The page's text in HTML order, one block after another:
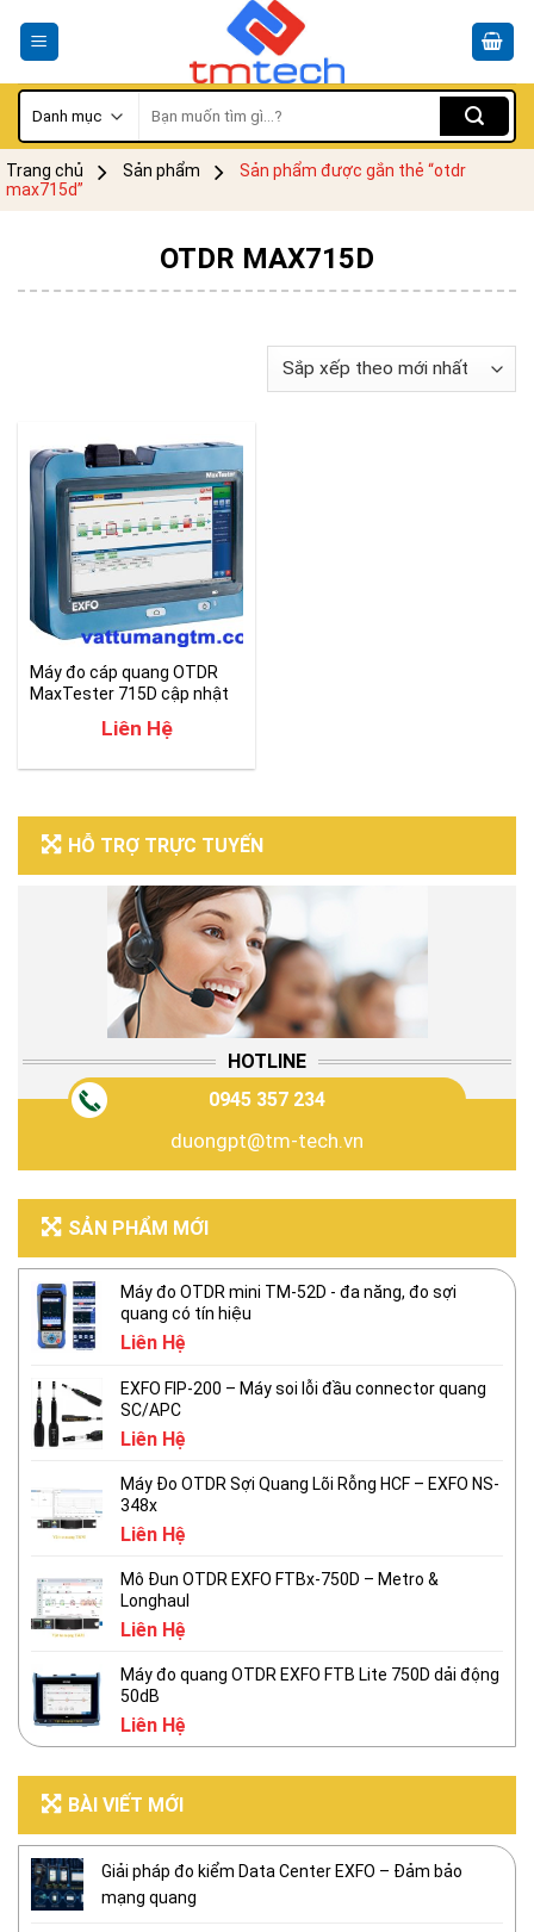
kiếm:
Trang chủ Sản phẩm
Sản phẩm được gắn thẻ “otdr
max715d”
HỖ TRỢ TRỰC TUYẾN
HOTLINE
0945 357 234
duongpt@tm-tech.vn
SẢN PHẨM MỚI
Máy đo OTDR mini TM-52D - đa năng, đo sợi
quang có tín hiệu
Liên Hệ
EXFO FIP-200 – Máy soi lỗi đầu connector quang
SC/APC
Liên Hệ
Máy Đo OTDR Sợi Quang Lõi Rỗng HCF – EXFO NS-
348x
Liên Hệ
Mô Đun OTDR EXFO FTBx-750D – Metro &
Longhaul
Liên Hệ
Máy đo quang OTDR EXFO FTB Lite 750D dải động
50dB
Liên Hệ
BÀI VIẾT MỚI
Giải pháp đo kiểm Data Center EXFO – Đảm bảo
mạng quang
OTDR MAX715D
Máy đo cáp quang OTDR
MaxTester 715D cập nhật
Liên Hệ